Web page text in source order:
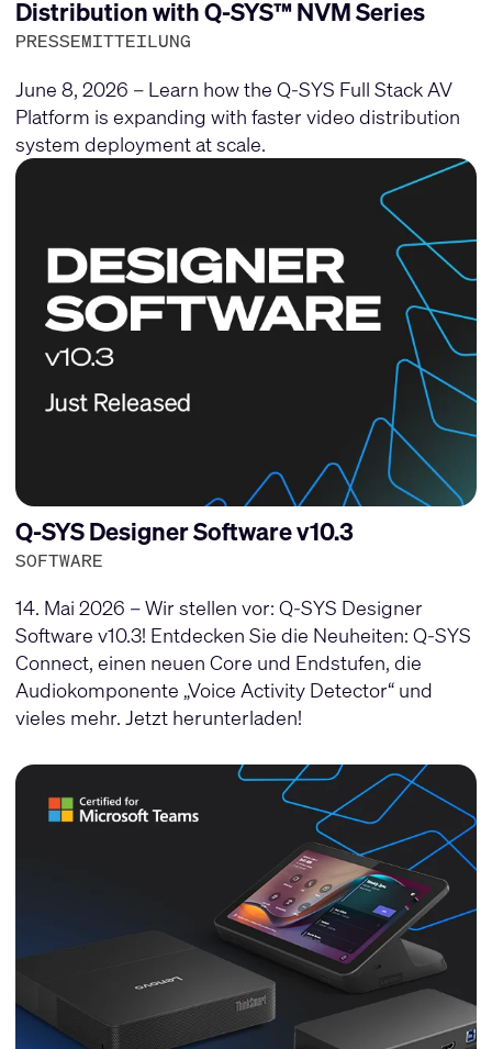
Distribution with Q-SYS™ NVM Series
PRESSEMITTEILUNG
June 8, 2026 – Learn how the Q-SYS Full Stack AV
Platform is expanding with faster video distribution
system deployment at scale.
Q-SYS Designer Software v10.3
SOFTWARE
14. Mai 2026 – Wir stellen vor: Q-SYS Designer
Software v10.3! Entdecken Sie die Neuheiten: Q-SYS
Connect, einen neuen Core und Endstufen, die
Audiokomponente „Voice Activity Detector“ und
vieles mehr. Jetzt herunterladen!